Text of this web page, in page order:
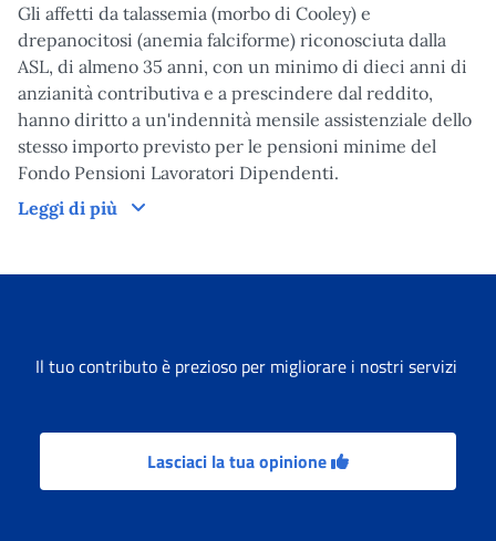
Gli affetti da talassemia (morbo di Cooley) e
drepanocitosi (anemia falciforme) riconosciuta dalla
ASL, di almeno 35 anni, con un minimo di dieci anni di
anzianità contributiva e a prescindere dal reddito,
hanno diritto a un'indennità mensile assistenziale dello
stesso importo previsto per le pensioni minime del
Fondo Pensioni Lavoratori Dipendenti.
Leggi di più
Talassemia e drepanocitosi
Il tuo contributo è prezioso per migliorare i nostri servizi
Lasciaci la tua opinione